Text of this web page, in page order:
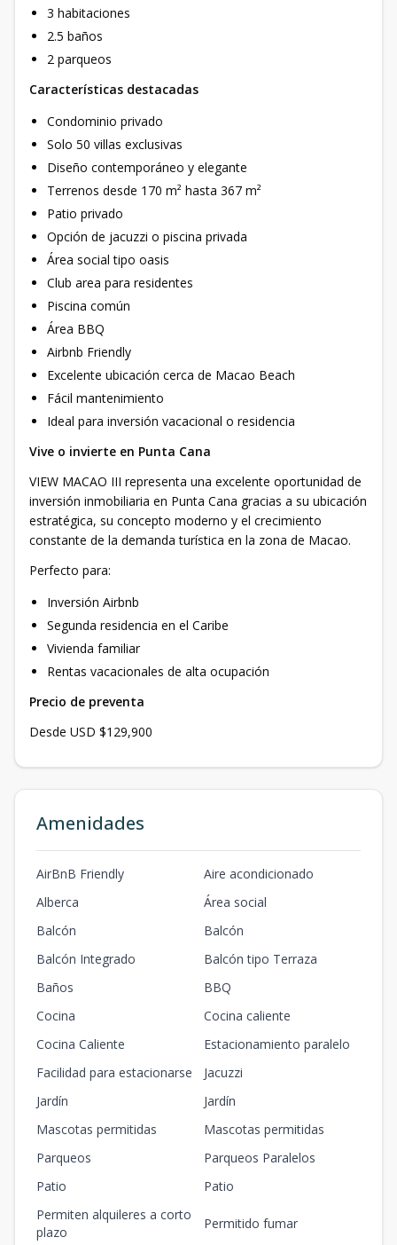
3 habitaciones
2.5 baños
2 parqueos
Características destacadas
Condominio privado
Solo 50 villas exclusivas
Diseño contemporáneo y elegante
Terrenos desde 170 m² hasta 367 m²
Patio privado
Opción de jacuzzi o piscina privada
Área social tipo oasis
Club area para residentes
Piscina común
Área BBQ
Airbnb Friendly
Excelente ubicación cerca de Macao Beach
Fácil mantenimiento
Ideal para inversión vacacional o residencia
Vive o invierte en Punta Cana
VIEW MACAO III representa una excelente oportunidad de
inversión inmobiliaria en Punta Cana gracias a su ubicación
estratégica, su concepto moderno y el crecimiento
constante de la demanda turística en la zona de Macao.
Perfecto para:
Inversión Airbnb
Segunda residencia en el Caribe
Vivienda familiar
Rentas vacacionales de alta ocupación
Precio de preventa
Desde USD $129,900
Amenidades
AirBnB Friendly
Aire acondicionado
Alberca
Área social
Balcón
Balcón
Balcón Integrado
Balcón tipo Terraza
Baños
BBQ
Cocina
Cocina caliente
Cocina Caliente
Estacionamiento paralelo
Facilidad para estacionarse
Jacuzzi
Jardín
Jardín
Mascotas permitidas
Mascotas permitidas
Parqueos
Parqueos Paralelos
Patio
Patio
Permiten alquileres a corto
plazo
Permitido fumar